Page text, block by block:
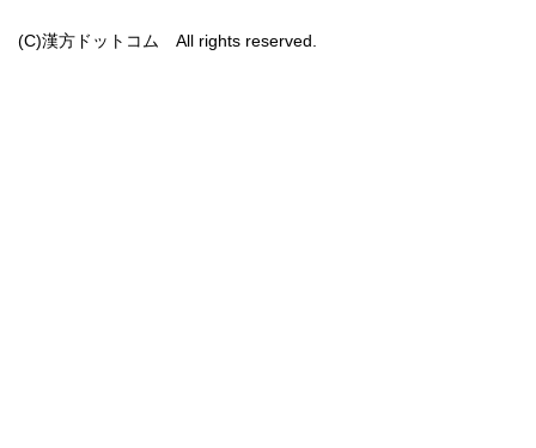
(C)漢方ドットコム All rights reserved.